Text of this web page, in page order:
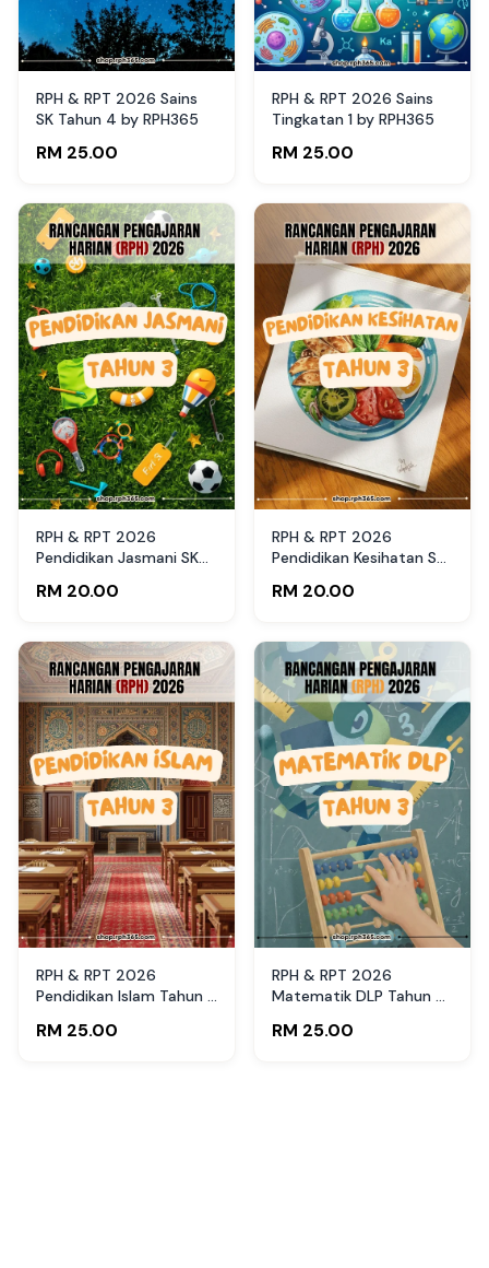
RPH & RPT 2026 Sains
SK Tahun 4 by RPH365
RM 25.00
RPH & RPT 2026 Sains
Tingkatan 1 by RPH365
RM 25.00
RPH & RPT 2026
Pendidikan Jasmani SK
RM 20.00
RPH & RPT 2026
Pendidikan Kesihatan SK
RM 20.00
RPH & RPT 2026
Pendidikan Islam Tahun 3
RM 25.00
RPH & RPT 2026
Matematik DLP Tahun 3
RM 25.00